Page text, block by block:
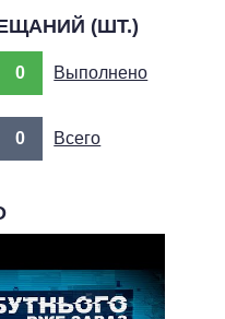
(ШТ.)
0 Выполнено
0 Всего